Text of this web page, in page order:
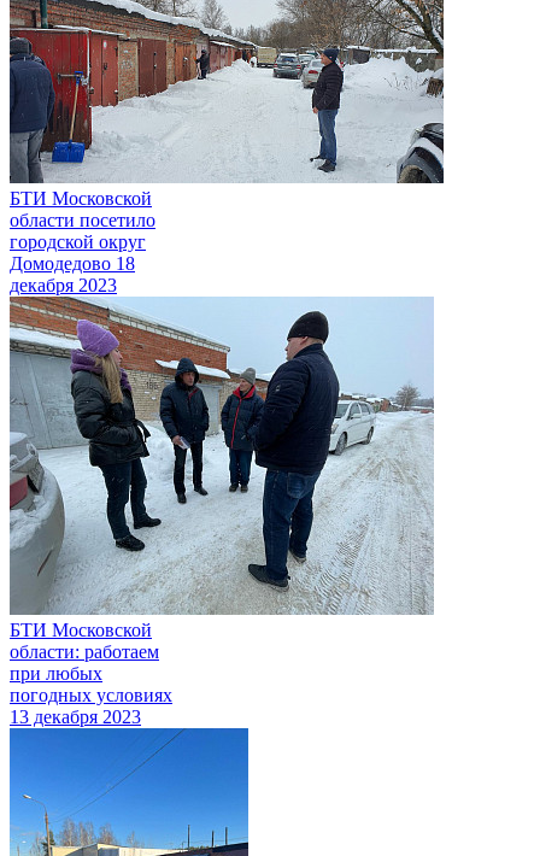
БТИ Московской
области посетило
городской округ
Домодедово 18
декабря 2023
БТИ Московской
области: работаем
при любых
погодных условиях
13 декабря 2023